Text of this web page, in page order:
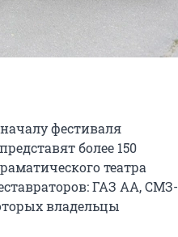
фестиваля
более 150
театра
ГАЗ АА, СМЗ-
владельцы